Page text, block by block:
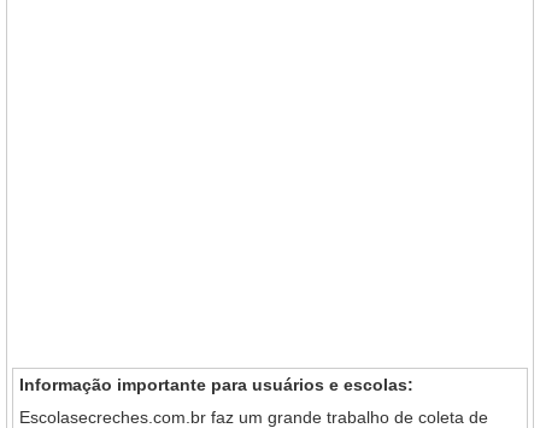
Informação importante para usuários e escolas:
Escolasecreches.com.br faz um grande trabalho de coleta de